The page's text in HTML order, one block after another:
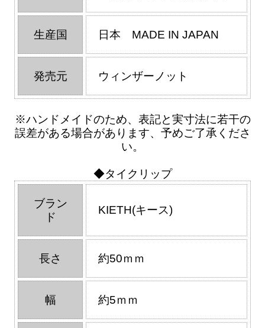
生産国 日本 MADE IN JAPAN
発売元 ウィンザーノット
※ハンドメイドのため、表記と実寸法に若干の
誤差がある場合があります、予めご了承くださ
い。
◆タイクリップ
ブラン
ド
KIETH(キース)
長さ 約50ｍｍ
幅 約5ｍｍ